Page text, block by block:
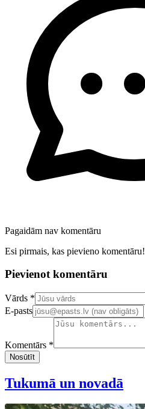
Pagaidām nav komentāru
Esi pirmais, kas pievieno komentāru!
Pievienot komentāru
Confirm your email address
Vārds *
E-pasts
Komentārs *
Nosūtīt
Tukumā un novadā